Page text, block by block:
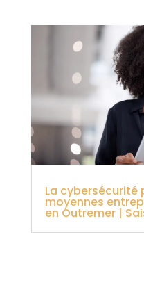
La cybersécurité
moyennes
en Outremer |